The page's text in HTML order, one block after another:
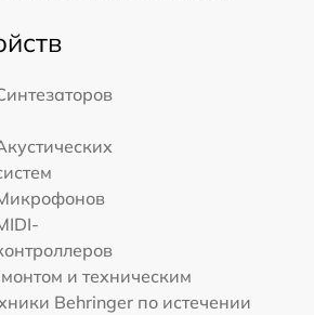
и техническим
Behringer по истечении